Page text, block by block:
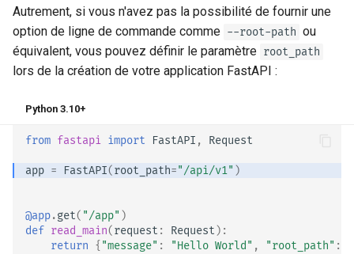
Autrement, si vous n'avez pas la possibilité de fournir une
option de ligne de commande comme --root-path ou
équivalent, vous pouvez définir le paramètre root_path
lors de la création de votre application FastAPI :
Python 3.10+
from fastapi import FastAPI , Request
app = FastAPI(root_path="/api/v1" )
@app.get( "/app" )
def read_main(request : Request ):
return { "message" : "Hello World" , "root_path" :